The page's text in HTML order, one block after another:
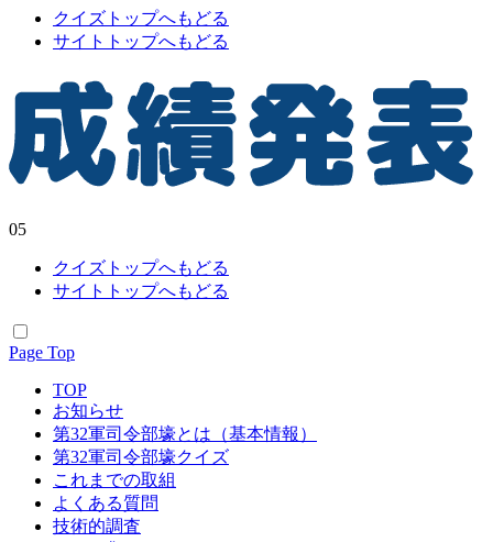
クイズトップへもどる
サイトトップへもどる
05
クイズトップへもどる
サイトトップへもどる
Page Top
TOP
お知らせ
第32軍司令部壕とは（基本情報）
第32軍司令部壕クイズ
これまでの取組
よくある質問
技術的調査